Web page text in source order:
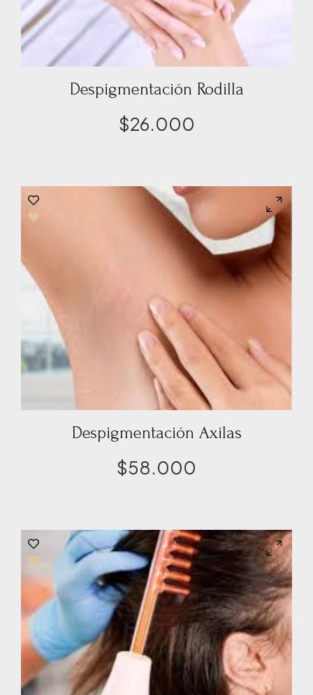
Despigmentación Rodilla
$26.000
Despigmentación Axilas
$58.000